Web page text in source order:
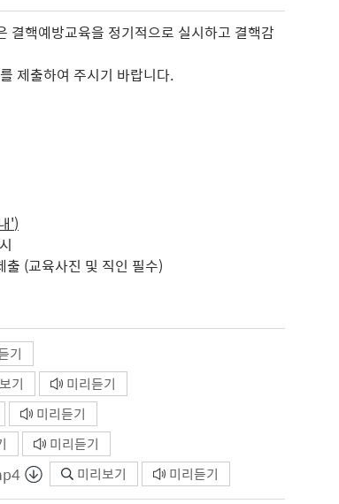
결핵예방교육을 정기적으로 실시하고 결핵감
제출하여 주시기 바랍니다.
')
출 (교육사진 및 직인 필수)
기
기 미리듣기
미리듣기
미리듣기
미리보기 미리듣기